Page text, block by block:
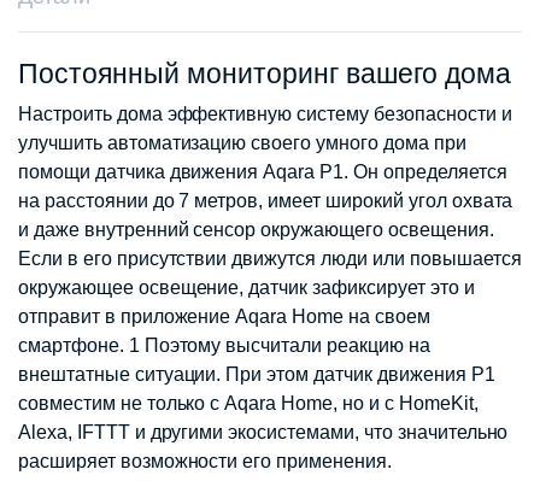
Постоянный мониторинг вашего дома
Настроить дома эффективную систему безопасности и
улучшить автоматизацию своего умного дома при
помощи датчика движения Aqara P1. Он определяется
на расстоянии до 7 метров, имеет широкий угол охвата
и даже внутренний сенсор окружающего освещения.
Если в его присутствии движутся люди или повышается
окружающее освещение, датчик зафиксирует это и
отправит в приложение Aqara Home на своем
смартфоне. 1 Поэтому высчитали реакцию на
внештатные ситуации. При этом датчик движения P1
совместим не только с Aqara Home, но и с HomeKit,
Alexa, IFTTT и другими экосистемами, что значительно
расширяет возможности его применения.